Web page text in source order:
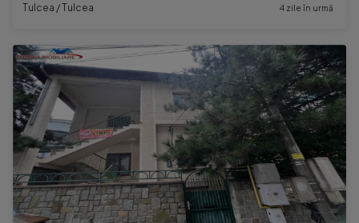
Tulcea / Tulcea 4 zile în urmă